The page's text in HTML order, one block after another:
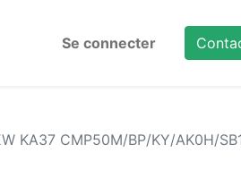
Se connecter
KA37 CMP50M/BP/KY/AK0H/